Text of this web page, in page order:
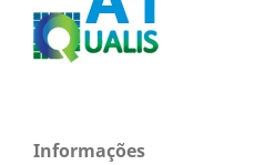
Informações